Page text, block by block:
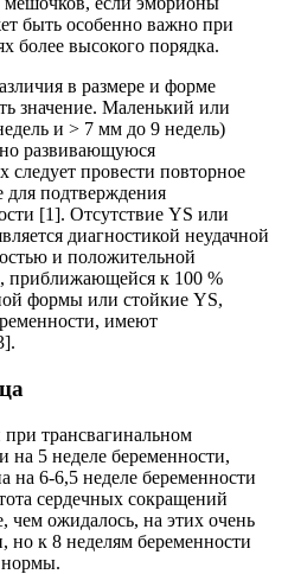
быть особенно важно при
более высокого порядка.
в размере и форме
значение. Маленький или
и > 7 мм до 9 недель)
развивающуюся
следует провести повторное
для подтверждения
[1]. Отсутствие YS или
диагностикой неудачной
и положительной
приближающейся к 100 %
формы или стойкие YS,
имеют
трансвагинальном
на 5 неделе беременности,
на 6-6,5 неделе беременности
сердечных сокращений
чем ожидалось, на этих очень
но к 8 неделям беременности
нормы.